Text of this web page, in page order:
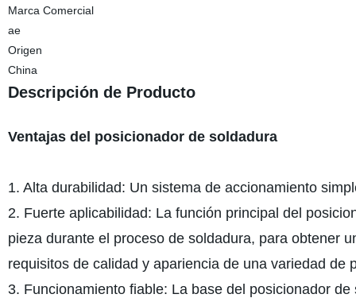
Marca Comercial
ae
Origen
China
Descripción de Producto
Ventajas del posicionador de soldadura
1. Alta durabilidad: Un sistema de accionamiento
2. Fuerte aplicabilidad: La función principal del
pieza durante el proceso de soldadura, para obtener
requisitos de calidad y apariencia de una variedad de
3. Funcionamiento fiable: La base del posicionador